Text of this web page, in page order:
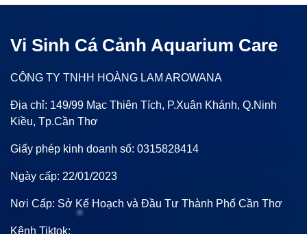
Vi Sinh Cá Cảnh Aquarium Care
CÔNG TY TNHH HOÀNG LAM AROWANA
Địa chỉ: 149/99 Mạc Thiên Tích, P.Xuân Khánh, Q.Ninh
Kiều, Tp.Cần Thơ
Giấy phép kinh doanh số: 0315828414
Ngày cấp: 22/01/2023
Nơi Cấp: Sở Kế Hoạch và Đầu Tư Thành Phố Cần Thơ
Kênh Tiktok: